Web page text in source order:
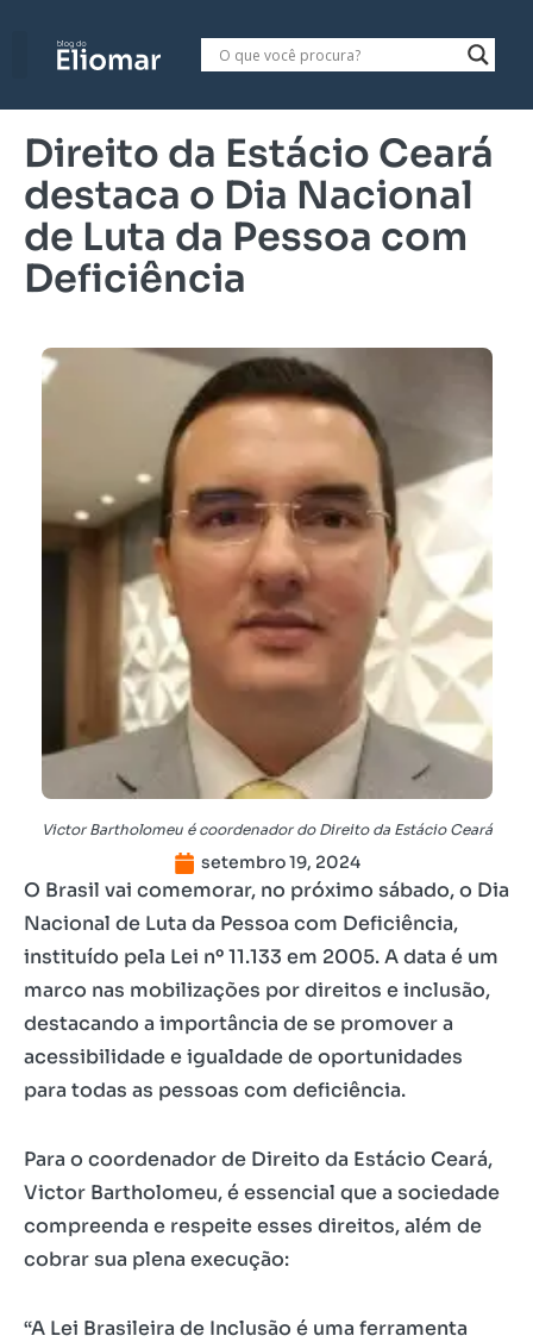
Direito da Estácio Ceará
destaca o Dia Nacional
de Luta da Pessoa com
Deficiência
Victor Bartholomeu é coordenador do Direito da Estácio Ceará
setembro 19, 2024
O Brasil vai comemorar, no próximo sábado, o Dia
Nacional de Luta da Pessoa com Deficiência,
instituído pela Lei nº 11.133 em 2005. A data é um
marco nas mobilizações por direitos e inclusão,
destacando a importância de se promover a
acessibilidade e igualdade de oportunidades
para todas as pessoas com deficiência.
Para o coordenador de Direito da Estácio Ceará,
Victor Bartholomeu, é essencial que a sociedade
compreenda e respeite esses direitos, além de
cobrar sua plena execução:
“A Lei Brasileira de Inclusão é uma ferramenta